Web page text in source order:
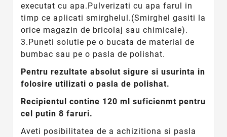
executat cu apa.Pulverizati cu apa farul in
timp ce aplicati smirghelul.(Smirghel gasiti la
orice magazin de bricolaj sau chimicale).
3.Puneti solutie pe o bucata de material de
bumbac sau pe o pasla de polishat.
Pentru rezultate absolut sigure si usurinta in
folosire utilizati o pasla de polishat.
Recipientul contine 120 ml suficienmt pentru
cel putin 8 faruri.
Aveti posibilitatea de a achizitiona si pasla